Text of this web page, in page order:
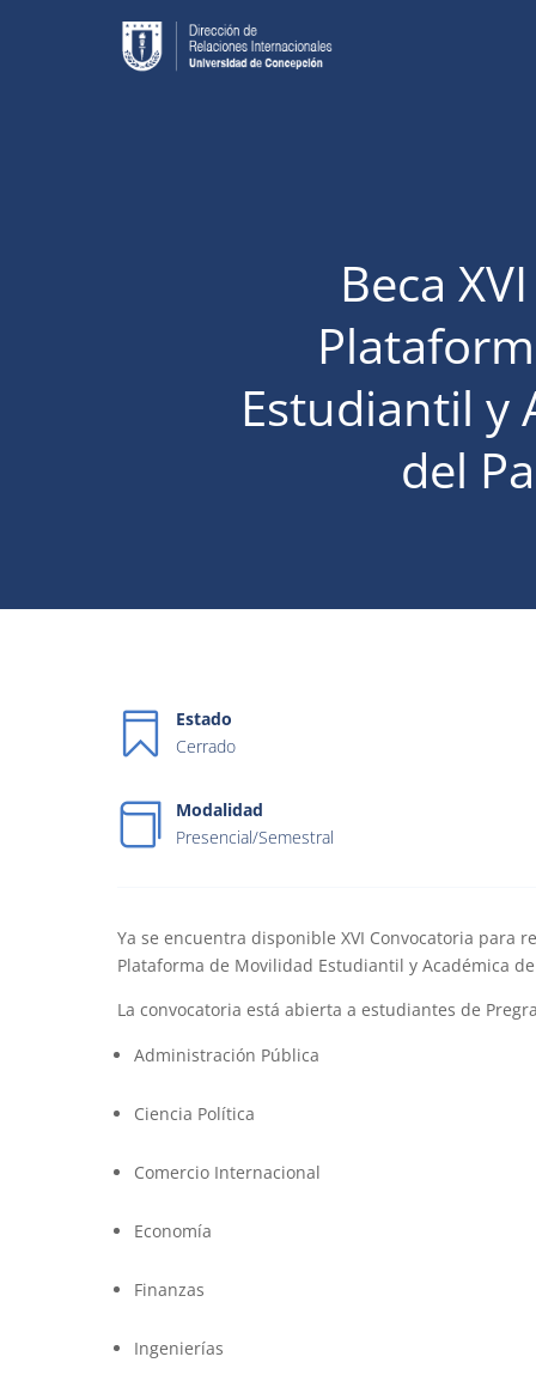
Beca
Estudiantil y
del
Estado
Cerrado
Modalidad
Presencial/Semestral
Ya se encuentra disponible XVI Convocatoria para
Plataforma de Movilidad Estudiantil y Académica
La convocatoria está abierta a estudiantes de
Administración Pública
Ciencia Política
Comercio Internacional
Economía
Finanzas
Ingenierías